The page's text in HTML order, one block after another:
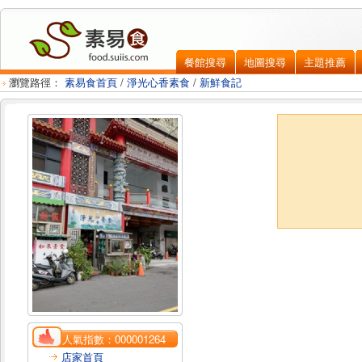
餐館搜尋 地圖搜尋
主題推薦
瀏覽路徑： 素易食首頁 / 淨光心香素食 / 新鮮食記
人氣指數：000001264
店家首頁